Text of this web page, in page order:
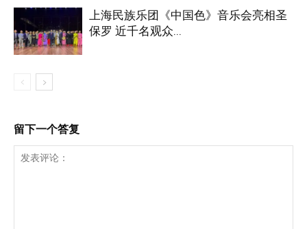
上海民族乐团《中国色》音乐会亮相圣
保罗 近千名观众...
留下一个答复